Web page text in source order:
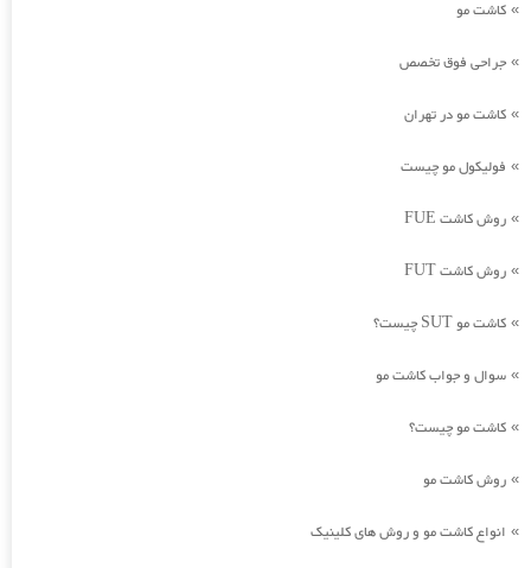
» کاشت مو
» جراحی فوق تخصص
» کاشت مو در تهران
» فولیکول مو چیست
» روش کاشت FUE
» روش کاشت FUT
» کاشت مو SUT چیست؟
» سوال و جواب کاشت مو
» کاشت مو چیست؟
» روش کاشت مو
» انواع کاشت مو و روش های کلینیک